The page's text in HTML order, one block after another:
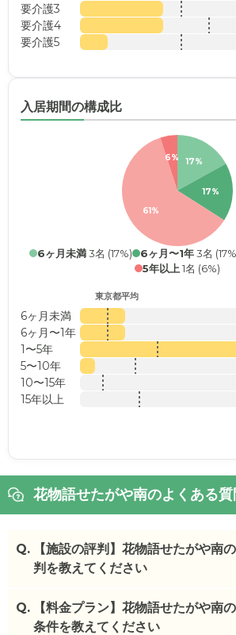
要介護3
要介護4
要介護5
入居期間の構成比
17%
17%
61%
6%
6ヶ月未満3名 (17%) 6ヶ月〜1年3名
5年以上 1名 (6%)
東京都平均
6ヶ月未満
6ヶ月〜1年
1〜5年
5〜10年
10〜15年
15年以上
花物語せたがや南のよくある質
Q.
【施設の評判】花物語せたがや南
判を教えてください
花物語せたがや南を見学した方の口
ます。
Q.
【料金プラン】花物語せたがや南
条件を教えてください